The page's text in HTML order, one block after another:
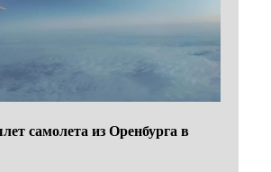
самолета из Оренбурга в